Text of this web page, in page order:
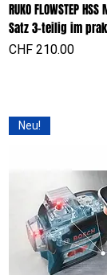
RUKO FLOWSTEP
Satz 3-teilig im
Preis
CHF 210.00
Neu!